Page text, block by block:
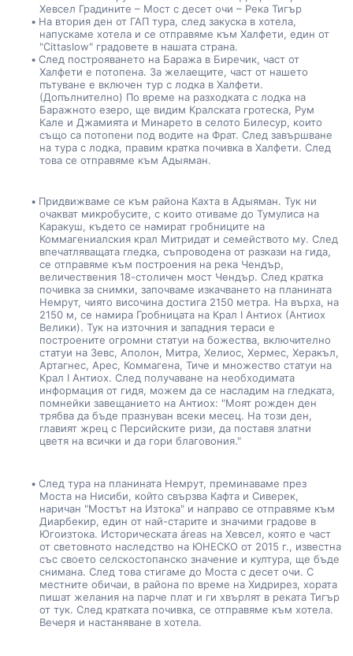
Хевсел Градините – Мост с десет очи – Река Тигър
На втория ден от ГАП тура, след закуска в хотела,
напускаме хотела и се отправяме към Халфети, един от
"Cittaslow" градовете в нашата страна.
След построяването на Баража в Биречик, част от
Халфети е потопена. За желаещите, част от нашето
пътуване е включен тур с лодка в Халфети.
(Допълнително) По време на разходката с лодка на
Баражното езеро, ще видим Кралската гротеска, Рум
Кале и Джамията и Минарето в селото Билесур, които
също са потопени под водите на Фрат. След завършване
на тура с лодка, правим кратка почивка в Халфети. След
това се отправяме към Адыяман.
Придвижваме се към района Кахта в Адыяман. Тук ни
очакват микробусите, с които отиваме до Тумулиса на
Каракуш, където се намират гробниците на
Коммагениалския крал Митридат и семейството му. След
впечатляващата гледка, съпроводена от разкази на гида,
се отправяме към построения на река Чендър,
величествения 18-столичен мост Чендър. След кратка
почивка за снимки, започваме изкачването на планината
Немрут, чиято височина достига 2150 метра. На върха, на
2150 м, се намира Гробницата на Крал I Антиох (Антиох
Велики). Тук на източния и западния тераси е
построените огромни статуи на божества, включително
статуи на Зевс, Аполон, Митра, Хелиос, Хермес, Херакъл,
Артагнес, Арес, Коммагена, Тиче и множество статуи на
Крал I Антиох. След получаване на необходимата
информация от гидя, можем да се насладим на гледката,
помнейки завещанието на Антиох: "Моят рожден ден
трябва да бъде празнуван всеки месец. На този ден,
главият жрец с Персийските ризи, да поставя златни
цветя на всички и да гори благовония."
След тура на планината Немрут, преминаваме през
Моста на Нисиби, който свързва Кафта и Сиверек,
наричан "Мостът на Изтока" и направо се отправяме към
Диарбекир, един от най-старите и значими градове в
Югоизтока. Историческата áreas на Хевсел, която е част
от световното наследство на ЮНЕСКО от 2015 г., известна
със своето селскостопанско значение и култура, ще бъде
снимана. След това стигаме до Моста с десет очи. С
местните обичаи, в района по време на Хидрирез, хората
пишат желания на парче плат и ги хвърлят в реката Тигър
от тук. След кратката почивка, се отправяме към хотела.
Вечеря и настаняване в хотела.